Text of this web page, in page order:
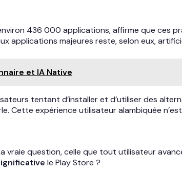
436 000 applications, affirme que ces
applications majeures reste, selon eux,
et IA Native
tentant d’installer et d’utiliser des
Cette expérience utilisateur alambiquée
question, celle que tout utilisateur
le Play Store ?